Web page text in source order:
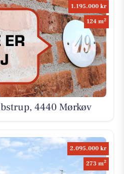
1.195.000 kr
124 m2
4440 Mørkøv
2.095.000 kr
273 m2